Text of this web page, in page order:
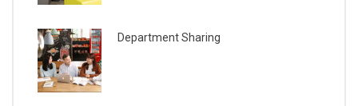
Department Sharing